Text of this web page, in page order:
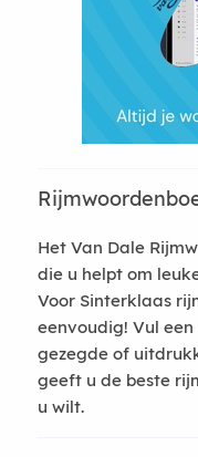
Het Van Dale
die u helpt om
Voor Sinterklaas
eenvoudig! Vul
gezegde of
geeft u de beste
u wilt.